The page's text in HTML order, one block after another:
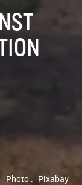
Photo : Pixabay